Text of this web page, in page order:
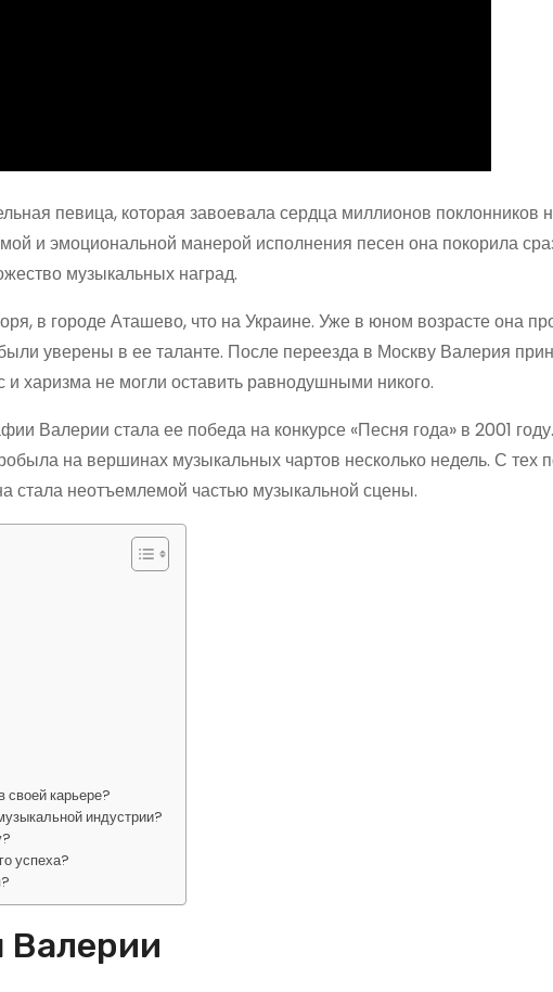
певица, которая завоевала сердца миллионов поклонников
и эмоциональной манерой исполнения песен она покорила
музыкальных наград.
в городе Аташево, что на Украине. Уже в юном возрасте она
уверены в ее таланте. После переезда в Москву Валерия
и харизма не могли оставить равнодушными никого.
Валерии стала ее победа на конкурсе «Песня года» в 2001
на вершинах музыкальных чартов несколько недель. С тех
стала неотъемлемой частью музыкальной сцены.
своей карьере?
индустрии?
успеха?
Валерии